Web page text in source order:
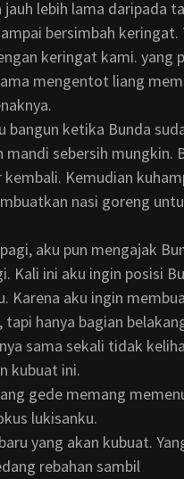
bersimbah keringat.
keringat kami. yang
mengentot liang
mandi sebersih mungkin.
kembali. Kemudian
nasi goreng
Kali ini aku ingin posisi
Karena aku ingin
tapi hanya bagian
sama sekali tidak
kubuat ini.
lukisanku.
rebahan sambil